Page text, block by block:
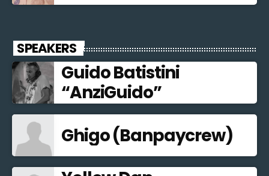
SPEAKERS
Guido Batistini
“AnziGuido”
Ghigo (Banpaycrew)